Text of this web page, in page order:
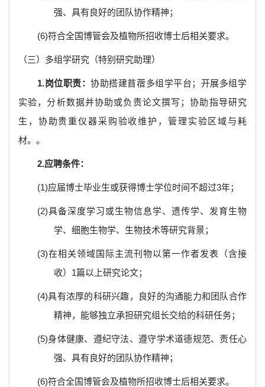
强、具有良好的团队协作精神；
(6)符合全国博管会及植物所招收博士后相关要求。
（三）多组学研究（特别研究助理）
1.岗位职责：协助搭建苜蓿多组学平台；开展多组学
实验，分析数据并协助或负责论文撰写；协助指导研究
生，协助贵重仪器采购验收维护，管理实验区域与耗
材。。
2.应聘条件：
(1)应届博士毕业生或获得博士学位时间不超过3年；
(2)具备深度学习或生物信息学、遗传学、发育生物
学、细胞生物学、生物技术等研究背景；
(3)在相关领域国际主流刊物以第一作者发表（含接
收）1篇以上研究论文；
(4)具有浓厚的科研兴趣，良好的沟通能力和团队合作
精神，能够独立承担研究组长交给的科研任务；
(5)身体健康、遵纪守法、遵守学术道德规范、责任心
强、具有良好的团队协作精神；
(6)符合全国博管会及植物所招收博士后相关要求。